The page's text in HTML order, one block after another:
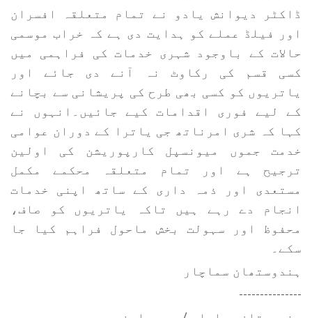
ڈاکٹر دیوانش یادو نے تمام متعلقہ افسران
اور فیلڈ عملے کو ہدایت دی ہے کہ خراب موسمی
حالات کے باوجود شہری خدمات کی فراہمی میں
کسی قسم کی رکاوٹ نہ آنے دی جائے اور
یاتریوں کو کسی بھی طرح کی پریشانی سے بچانے
کے لیے فوری اقدامات کیے جائیں۔انہوں نے
کہا کہ شری امرناتھ جی یاترا کے دوران عوامی
خدمت جموں میونسپل کارپوریشن کی اولین
ترجیح ہے اور تمام متعلقہ محکمے مکمل
مستعدی اور ذمہ داری کے ساتھ اپنی خدمات
انجام دے رہے ہیں تاکہ یاتریوں کو صاف،
محفوظ اور سہولت بخش ماحول فراہم کیا جا
سکے۔
ہندوستھان سماچار
---------------